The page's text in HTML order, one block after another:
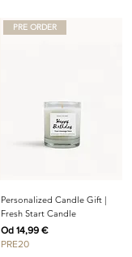
PRE ORDER
Personalized Candle Gift |
Fresh Start Candle
Od 14,99 €
Cijena s popustom
PRE20